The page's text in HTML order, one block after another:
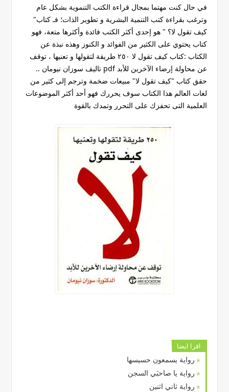
في حال كنت مهتما بمجال قراءة الكتب التنموية بشكل عام
وترغب بقراءة كتب التنمية البشرية و تطوير الذات؛ فـ كتاب"
كيف تقول لا؟ " هو إحدى أكثر الكتب فائدة وأكثرها متعة، فهو
كتاب يحتوي على الكثير من الفوائد و الكنوز وهذه نبذة عن
الكتاب :كتاب كيف تقول لا ٢٥٠ طريقة لتقولها و تعنيها ، توقف
عن محاولة إرضاء الآخرين للأبد pdf تاليف سوزان نيومان ..
حقق كتاب "كيف تقول لا" مبيعات ضخمة وترجم إلى كثير من
لغات العالم هذا الكتاب سوف يحررك فهو أحد أكثر الموضوعات
العلمية التى تحفزك على التحرر وتمدك بالقوة
اقرا ايضا
رواية يسمعون حسيسها
رواية يا صاحبَي السجن
رواية ثاني اثنين